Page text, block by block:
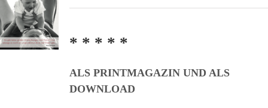
gewählt
* * * * *
ALS PRINTMAGAZIN UND ALS
DOWNLOAD